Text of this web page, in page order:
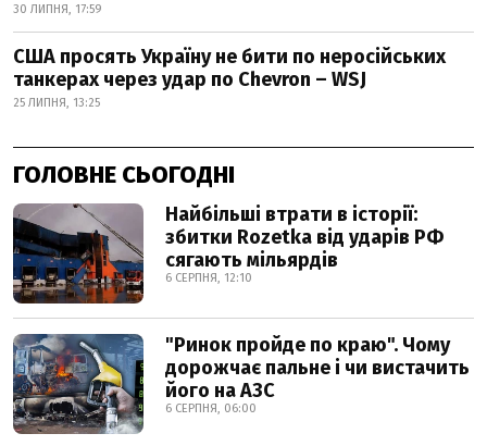
30 ЛИПНЯ, 17:59
США просять Україну не бити по неросійських
танкерах через удар по Chevron – WSJ
25 ЛИПНЯ, 13:25
ГОЛОВНЕ СЬОГОДНІ
Найбільші втрати в історії:
збитки Rozetka від ударів РФ
сягають мільярдів
6 СЕРПНЯ, 12:10
"Ринок пройде по краю". Чому
дорожчає пальне і чи вистачить
його на АЗС
6 СЕРПНЯ, 06:00